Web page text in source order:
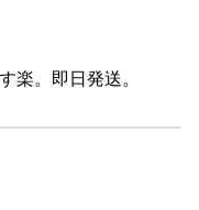
楽。即日発送。